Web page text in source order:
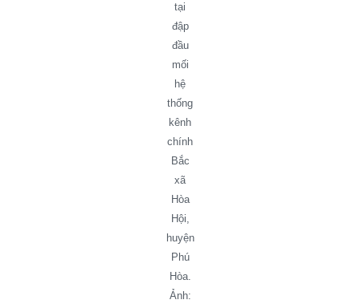
tại
đập
đầu
mối
hệ
thống
kênh
chính
Bắc
xã
Hòa
Hội,
huyện
Phú
Hòa.
Ảnh: